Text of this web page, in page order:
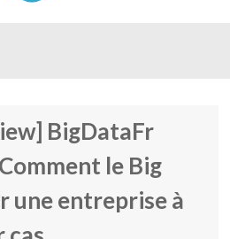
BigDataFr
le Big
une entreprise à